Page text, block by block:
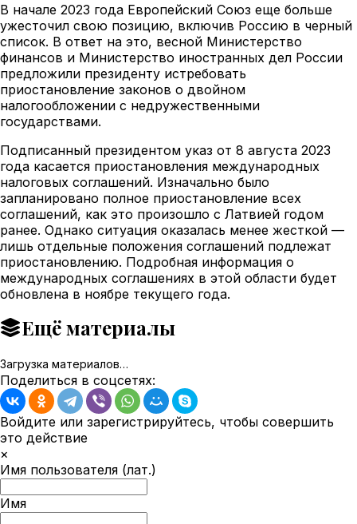
В начале 2023 года Европейский Союз еще больше
ужесточил свою позицию, включив Россию в черный
список. В ответ на это, весной Министерство
финансов и Министерство иностранных дел России
предложили президенту истребовать
приостановление законов о двойном
налогообложении с недружественными
государствами.
Подписанный президентом указ от 8 августа 2023
года касается приостановления международных
налоговых соглашений. Изначально было
запланировано полное приостановление всех
соглашений, как это произошло с Латвией годом
ранее. Однако ситуация оказалась менее жесткой —
лишь отдельные положения соглашений подлежат
приостановлению. Подробная информация о
международных соглашениях в этой области будет
обновлена в ноябре текущего года.
Ещё материалы
Загрузка материалов…
Поделиться в соцсетях:
Войдите или зарегистрируйтесь, чтобы совершить
это действие
×
Имя пользователя (лат.)
Имя